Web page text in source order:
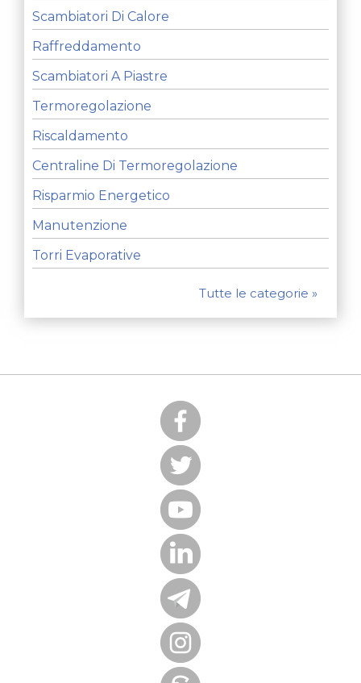
Scambiatori Di Calore
Raffreddamento
Scambiatori A Piastre
Termoregolazione
Riscaldamento
Centraline Di Termoregolazione
Risparmio Energetico
Manutenzione
Torri Evaporative
Tutte le categorie »